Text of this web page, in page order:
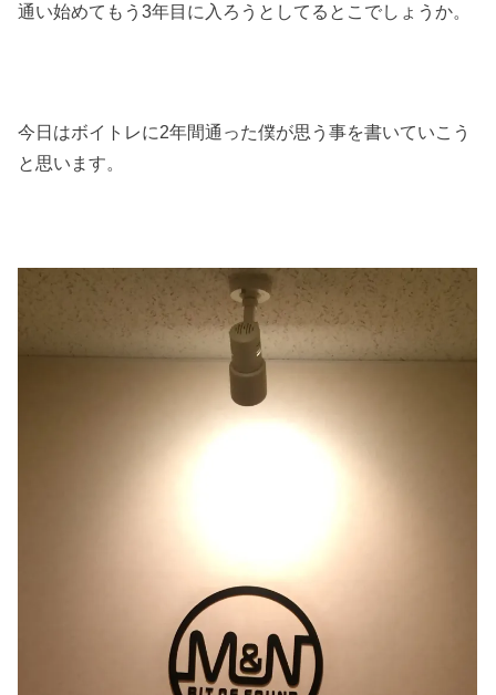
通い始めてもう3年目に入ろうとしてるとこでしょうか。
今日はボイトレに2年間通った僕が思う事を書いていこう
と思います。